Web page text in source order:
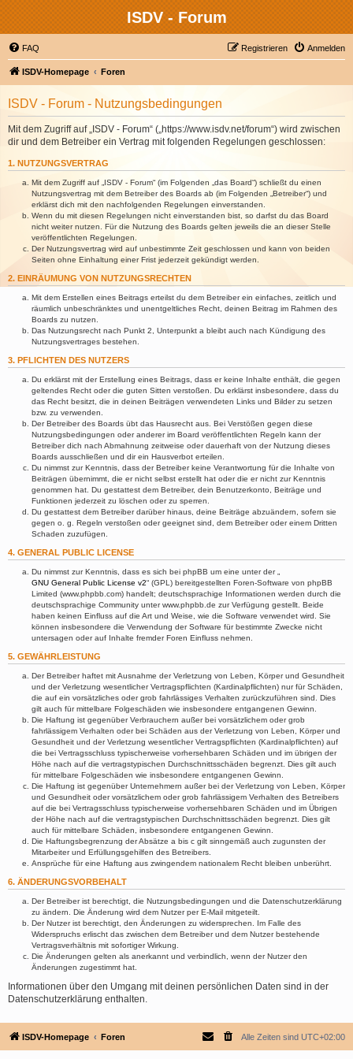
ISDV - Forum
FAQ Anmelden
Registrieren
ISDV-Homepage Foren
ISDV - Forum - Nutzungsbedingungen
Mit dem Zugriff auf „ISDV - Forum“ („https://www.isdv.net/forum“) wird zwischen
dir und dem Betreiber ein Vertrag mit folgenden Regelungen geschlossen:
1. NUTZUNGSVERTRAG
Mit dem Zugriff auf „ISDV - Forum“ (im Folgenden „das Board“) schließt du einen
Nutzungsvertrag mit dem Betreiber des Boards ab (im Folgenden „Betreiber“) und
erklärst dich mit den nachfolgenden Regelungen einverstanden.
Wenn du mit diesen Regelungen nicht einverstanden bist, so darfst du das Board
nicht weiter nutzen. Für die Nutzung des Boards gelten jeweils die an dieser Stelle
veröffentlichten Regelungen.
Der Nutzungsvertrag wird auf unbestimmte Zeit geschlossen und kann von beiden
Seiten ohne Einhaltung einer Frist jederzeit gekündigt werden.
2. EINRÄUMUNG VON NUTZUNGSRECHTEN
Mit dem Erstellen eines Beitrags erteilst du dem Betreiber ein einfaches, zeitlich und
räumlich unbeschränktes und unentgeltliches Recht, deinen Beitrag im Rahmen des
Boards zu nutzen.
Das Nutzungsrecht nach Punkt 2, Unterpunkt a bleibt auch nach Kündigung des
Nutzungsvertrages bestehen.
3. PFLICHTEN DES NUTZERS
Du erklärst mit der Erstellung eines Beitrags, dass er keine Inhalte enthält, die gegen
geltendes Recht oder die guten Sitten verstoßen. Du erklärst insbesondere, dass du
das Recht besitzt, die in deinen Beiträgen verwendeten Links und Bilder zu setzen
bzw. zu verwenden.
Der Betreiber des Boards übt das Hausrecht aus. Bei Verstößen gegen diese
Nutzungsbedingungen oder anderer im Board veröffentlichten Regeln kann der
Betreiber dich nach Abmahnung zeitweise oder dauerhaft von der Nutzung dieses
Boards ausschließen und dir ein Hausverbot erteilen.
Du nimmst zur Kenntnis, dass der Betreiber keine Verantwortung für die Inhalte von
Beiträgen übernimmt, die er nicht selbst erstellt hat oder die er nicht zur Kenntnis
genommen hat. Du gestattest dem Betreiber, dein Benutzerkonto, Beiträge und
Funktionen jederzeit zu löschen oder zu sperren.
Du gestattest dem Betreiber darüber hinaus, deine Beiträge abzuändern, sofern sie
gegen o. g. Regeln verstoßen oder geeignet sind, dem Betreiber oder einem Dritten
Schaden zuzufügen.
4. GENERAL PUBLIC LICENSE
Du nimmst zur Kenntnis, dass es sich bei phpBB um eine unter der „
GNU General Public License v2“ (GPL) bereitgestellten Foren-Software von phpBB
Limited (www.phpbb.com) handelt; deutschsprachige Informationen werden durch die
deutschsprachige Community unter www.phpbb.de zur Verfügung gestellt. Beide
haben keinen Einfluss auf die Art und Weise, wie die Software verwendet wird. Sie
können insbesondere die Verwendung der Software für bestimmte Zwecke nicht
untersagen oder auf Inhalte fremder Foren Einfluss nehmen.
5. GEWÄHRLEISTUNG
Der Betreiber haftet mit Ausnahme der Verletzung von Leben, Körper und Gesundheit
und der Verletzung wesentlicher Vertragspflichten (Kardinalpflichten) nur für Schäden,
die auf ein vorsätzliches oder grob fahrlässiges Verhalten zurückzuführen sind. Dies
gilt auch für mittelbare Folgeschäden wie insbesondere entgangenen Gewinn.
Die Haftung ist gegenüber Verbrauchern außer bei vorsätzlichem oder grob
fahrlässigem Verhalten oder bei Schäden aus der Verletzung von Leben, Körper und
Gesundheit und der Verletzung wesentlicher Vertragspflichten (Kardinalpflichten) auf
die bei Vertragsschluss typischerweise vorhersehbaren Schäden und im übrigen der
Höhe nach auf die vertragstypischen Durchschnittsschäden begrenzt. Dies gilt auch
für mittelbare Folgeschäden wie insbesondere entgangenen Gewinn.
Die Haftung ist gegenüber Unternehmern außer bei der Verletzung von Leben, Körper
und Gesundheit oder vorsätzlichem oder grob fahrlässigem Verhalten des Betreibers
auf die bei Vertragsschluss typischerweise vorhersehbaren Schäden und im Übrigen
der Höhe nach auf die vertragstypischen Durchschnittsschäden begrenzt. Dies gilt
auch für mittelbare Schäden, insbesondere entgangenen Gewinn.
Die Haftungsbegrenzung der Absätze a bis c gilt sinngemäß auch zugunsten der
Mitarbeiter und Erfüllungsgehilfen des Betreibers.
Ansprüche für eine Haftung aus zwingendem nationalem Recht bleiben unberührt.
6. ÄNDERUNGSVORBEHALT
Der Betreiber ist berechtigt, die Nutzungsbedingungen und die Datenschutzerklärung
zu ändern. Die Änderung wird dem Nutzer per E-Mail mitgeteilt.
Der Nutzer ist berechtigt, den Änderungen zu widersprechen. Im Falle des
Widerspruchs erlischt das zwischen dem Betreiber und dem Nutzer bestehende
Vertragsverhältnis mit sofortiger Wirkung.
Die Änderungen gelten als anerkannt und verbindlich, wenn der Nutzer den
Änderungen zugestimmt hat.
Informationen über den Umgang mit deinen persönlichen Daten sind in der
Datenschutzerklärung enthalten.
ISDV-Homepage Foren Alle Zeiten sind UTC+02:00